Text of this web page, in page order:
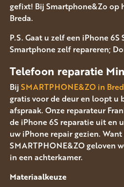
gefixt! Bij Smartphone&Zo op
Breda.
P.S. Gaat u zelf een iPhone
Smartphone zelf repareren;
Telefoon reparatie
Bij SMARTPHONE&ZO in
gratis voor de deur en loopt u
afspraak. Onze reparateur
de iPhone 6S reparatie uit en
uw iPhone repair gezien.
SMARTPHONE&ZO geloven
in een achterkamer.
Materiaalkeuze